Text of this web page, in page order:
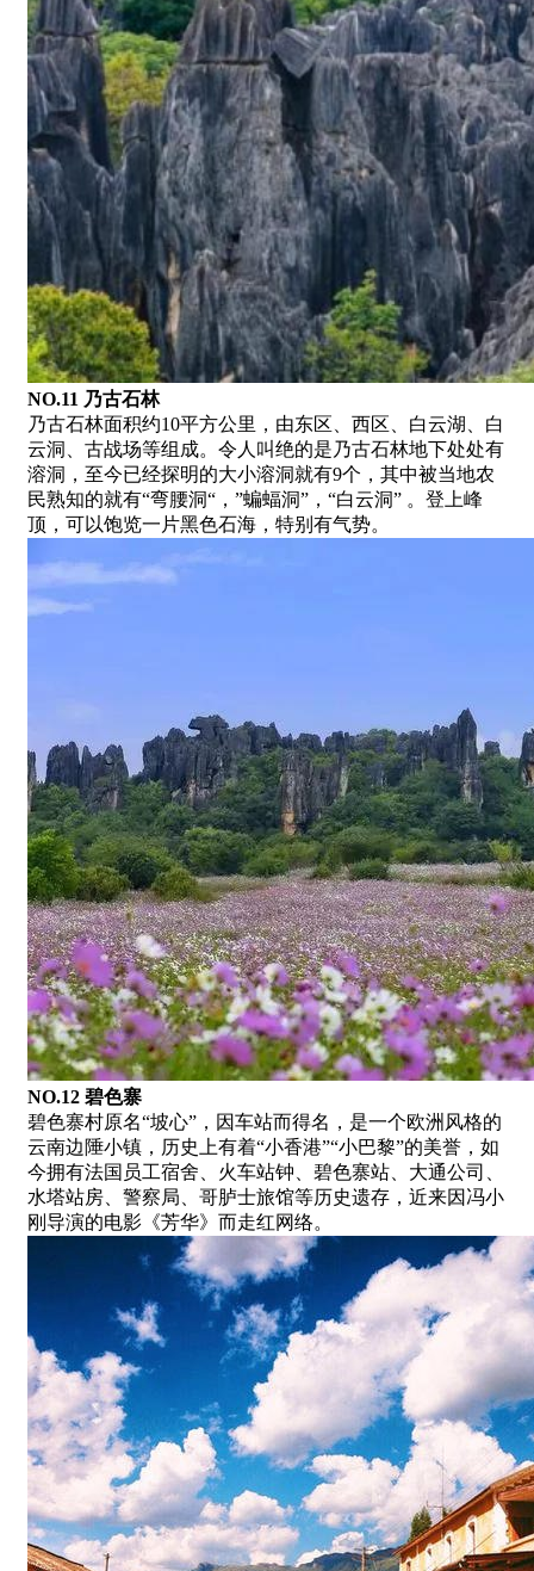
NO.11 乃古石林
乃古石林面积约10平方公里，由东区、西区、白云湖、白
云洞、古战场等组成。令人叫绝的是乃古石林地下处处有
溶洞，至今已经探明的大小溶洞就有9个，其中被当地农
民熟知的就有“弯腰洞“，”蝙蝠洞”，“白云洞” 。登上峰
顶，可以饱览一片黑色石海，特别有气势。
NO.12 碧色寨
碧色寨村原名“坡心”，因车站而得名，是一个欧洲风格的
云南边陲小镇，历史上有着“小香港”“小巴黎”的美誉，如
今拥有法国员工宿舍、火车站钟、碧色寨站、大通公司、
水塔站房、警察局、哥胪士旅馆等历史遗存，近来因冯小
刚导演的电影《芳华》而走红网络。